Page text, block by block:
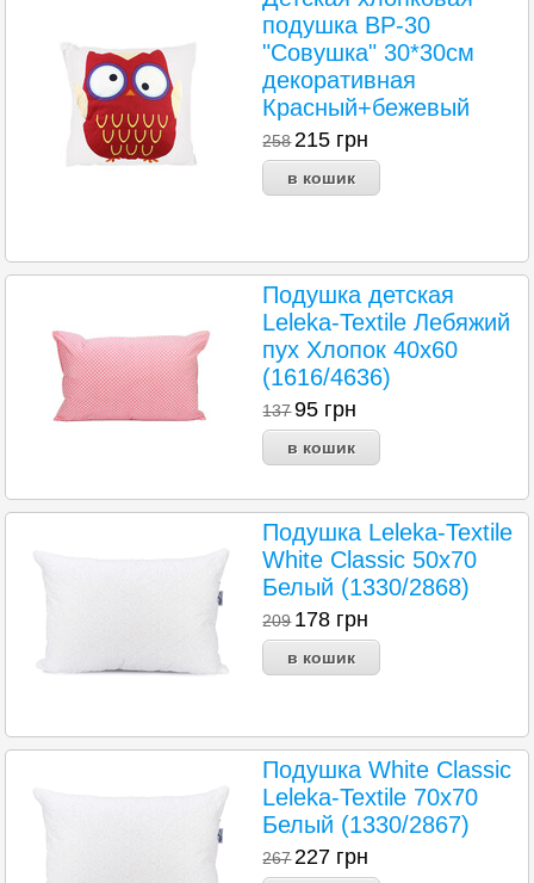
подушка BP-30
"Совушка" 30*30см
декоративная
Красный+бежевый
258215 грн
Подушка детская
Leleka-Textile Лебяжий
пух Хлопок 40х60
(1616/4636)
13795 грн
Подушка Leleka-Textile
White Classic 50x70
Белый (1330/2868)
209 178 грн
Подушка White Classic
Leleka-Textile 70x70
Белый (1330/2867)
267227 грн